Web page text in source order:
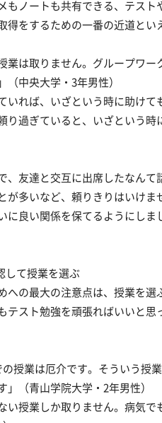
もノートも共有できる、テスト
得をするための一番の近道とい
業は取りません。グループワ
（中央大学・3年男性）
いれば、いざという時に助けて
り過ぎていると、いざという
、友達と交互に出席したなん
が多いなど、頼りきりはいけま
に良い関係を保てるようにしま
して授業を選ぶ
への最大の注意点は、授業を選
テスト勉強を頑張ればいいと思
の授業は厄介です。そういう授
」（青山学院大学・2年男性）
い授業しか取りません。病気で